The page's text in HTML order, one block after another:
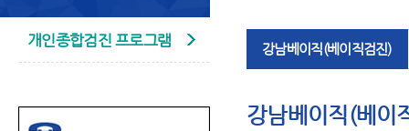
개인종합검진 프로그램 강남베이직(베이직검진)
강남베이직(베이